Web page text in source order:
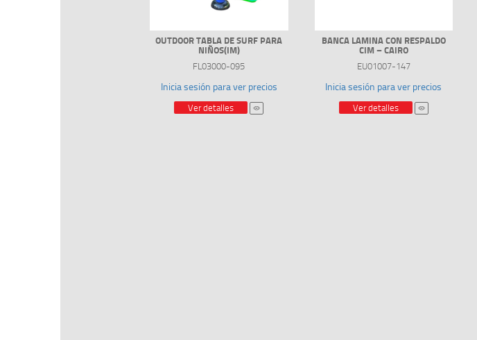
OUTDOOR TABLA DE SURF PARA
NIÑOS(IM)
FL03000-095
Inicia sesión para ver precios
Ver detalles
BANCA LAMINA CON RESPALDO
CIM – CAIRO
EU01007-147
Inicia sesión para ver precios
Ver detalles